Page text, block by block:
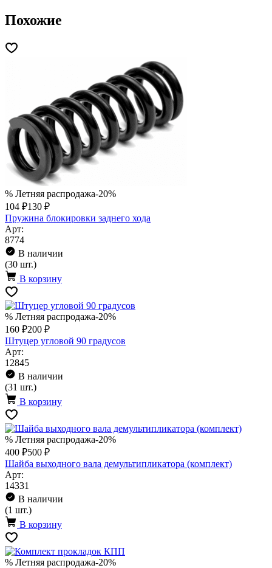
Похожие
% Летняя распродажа-20%
104 ₽130 ₽
Пружина блокировки заднего хода
Арт:
8774
В наличии
(30 шт.)
В корзину
% Летняя распродажа-20%
160 ₽200 ₽
Штуцер угловой 90 градусов
Арт:
12845
В наличии
(31 шт.)
В корзину
% Летняя распродажа-20%
400 ₽500 ₽
Шайба выходного вала демультипликатора (комплект)
Арт:
14331
В наличии
(1 шт.)
В корзину
% Летняя распродажа-20%